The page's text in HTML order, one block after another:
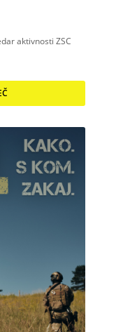
aktivnosti ZSC